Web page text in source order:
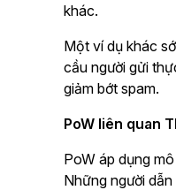
khác.
Một ví dụ khác
cầu người gửi
giảm bớt spam.
PoW liên quan
PoW áp dụng
Những người